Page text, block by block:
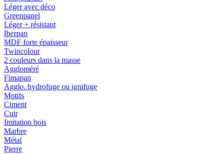
Léger avec déco
Greenpanel
Léger + résistant
Iberpan
MDF forte épaisseur
Twincolour
2 couleurs dans la masse
Aggloméré
Fimapan
Agglo. hydrofuge ou ignifuge
Motifs
Ciment
Cuir
Imitation bois
Marbre
Métal
Pierre